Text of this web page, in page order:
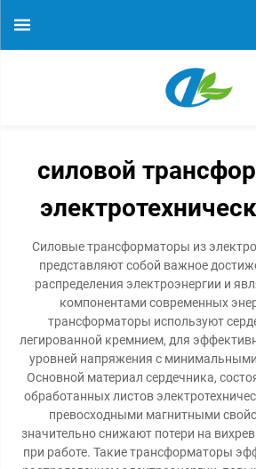
силовой
Силовые трансформаторы из
представляют собой важное
распределения электроэнергии и
компонентами современных
трансформаторы используют
легированной кремнием, для
уровней напряжения с
Основной материал сердечника,
обработанных листов
превосходными магнитными
значительно снижают потери на
при работе. Такие трансформаторы